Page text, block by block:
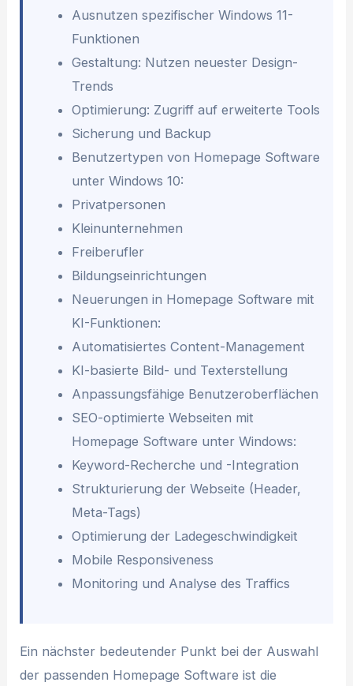
Ausnutzen spezifischer Windows 11-
Funktionen
Gestaltung: Nutzen neuester Design-
Trends
Optimierung: Zugriff auf erweiterte Tools
Sicherung und Backup
Benutzertypen von Homepage Software
unter Windows 10:
Privatpersonen
Kleinunternehmen
Freiberufler
Bildungseinrichtungen
Neuerungen in Homepage Software mit
KI-Funktionen:
Automatisiertes Content-Management
KI-basierte Bild- und Texterstellung
Anpassungsfähige Benutzeroberflächen
SEO-optimierte Webseiten mit
Homepage Software unter Windows:
Keyword-Recherche und -Integration
Strukturierung der Webseite (Header,
Meta-Tags)
Optimierung der Ladegeschwindigkeit
Mobile Responsiveness
Monitoring und Analyse des Traffics
Ein nächster bedeutender Punkt bei der Auswahl
der passenden Homepage Software ist die